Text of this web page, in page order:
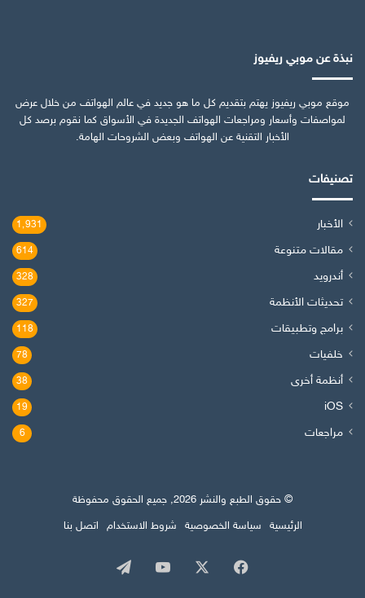
نبذة عن موبي ريفيوز
موقع موبي ريفيوز يهتم بتقديم كل ما هو جديد في عالم الهواتف من خلال عرض
لمواصفات وأسعار ومراجعات الهواتف الجديدة في الأسواق كما نقوم برصد كل
الأخبار التقنية عن الهواتف وبعض الشروحات الهامة.
تصنيفات
الأخبار 1٬931
مقالات متنوعة 614
أندرويد 328
تحديثات الأنظمة 327
برامج وتطبيقات 118
خلفيات 78
أنظمة أخرى 38
iOS
19
مراجعات 6
© حقوق الطبع والنشر 2026, جميع الحقوق محفوظة
الرئيسية
سياسة الخصوصية شروط الاستخدام اتصل بنا
فيسبوك ‫YouTube